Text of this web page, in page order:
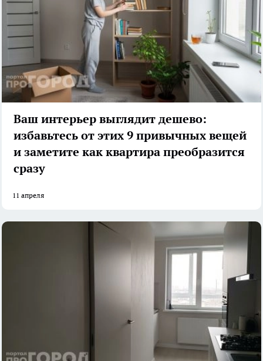
Ваш интерьер выглядит дешево:
избавьтесь от этих 9 привычных вещей
и заметите как квартира преобразится
сразу
11 апреля